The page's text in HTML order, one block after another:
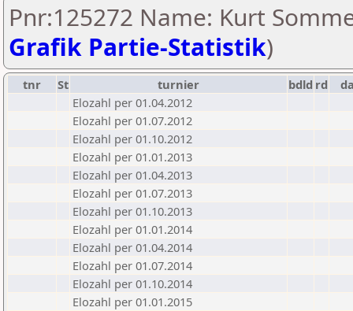
Pnr:125272 Name: Kurt
Grafik Partie-Statistik)
tnr St turnier bdld rd
Elozahl per 01.04.2012
Elozahl per 01.07.2012
Elozahl per 01.10.2012
Elozahl per 01.01.2013
Elozahl per 01.04.2013
Elozahl per 01.07.2013
Elozahl per 01.10.2013
Elozahl per 01.01.2014
Elozahl per 01.04.2014
Elozahl per 01.07.2014
Elozahl per 01.10.2014
Elozahl per 01.01.2015